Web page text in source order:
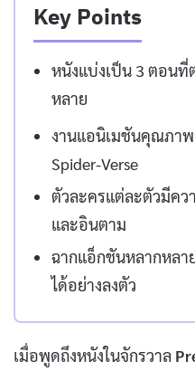
Key Points
หนังแบ่งเป็น 3 ตอนที่
หลาย
งานแอนิเมชันคุณภาพ
Spider-Verse
ตัวละครแต่ละตัวมีค
และอินตาม
ฉากแอ็กชันหลากหลา
ได้อย่างลงตัว
เมื่อพูดถึงหนังในจักรวาล